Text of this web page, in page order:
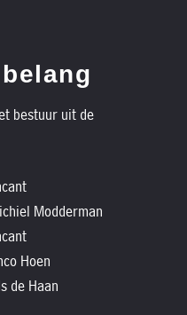
bestuur uit de
Modderman
Hoen
de Haan